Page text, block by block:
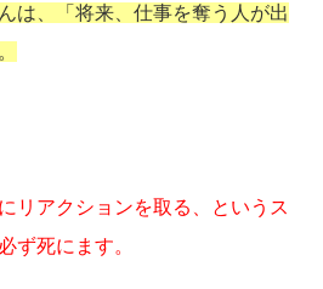
は、「将来、仕事を奪う人が出
リアクションを取る、というス
ず死にます。